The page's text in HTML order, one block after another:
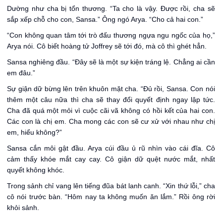
Dường như cha bị tổn thương. “Ta cho là vậy. Được rồi, cha sẽ
sắp xếp chỗ cho con, Sansa.” Ông ngó Arya. “Cho cả hai con.”
“Con không quan tâm tới trò đấu thương ngựa ngu ngốc của họ,”
Arya nói. Cô biết hoàng tử Joffrey sẽ tới đó, mà cô thì ghét hẳn.
Sansa nghiêng đầu. “Đây sẽ là một sự kiện tráng lệ. Chẳng ai cần
em đâu.”
Sự giận dữ bừng lên trên khuôn mặt cha. “Đủ rồi, Sansa. Con nói
thêm một câu nữa thì cha sẽ thay đổi quyết định ngay lập tức.
Cha đã quá một mỏi vì cuộc cãi vã không có hồi kết của hai con.
Các con là chị em. Cha mong các con sẽ cư xử với nhau như chị
em, hiểu không?”
Sansa cắn môi gật đầu. Arya cúi đầu ủ rũ nhìn vào cái đĩa. Cô
cảm thấy khóe mắt cay cay. Cô giận dữ quệt nước mắt, nhất
quyết không khóc.
Trong sảnh chỉ vang lên tiếng đũa bát lanh canh. “Xin thứ lỗi,” cha
cô nói trước bàn. “Hôm nay ta không muốn ăn lắm.” Rồi ông rời
khỏi sảnh.